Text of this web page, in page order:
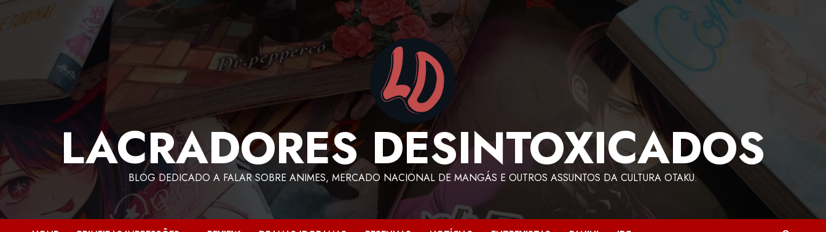
LACRADORES DESINTOXICADOS
BLOG DEDICADO A FALAR SOBRE ANIMES, MERCADO NACIONAL DE MANGÁS E OUTROS ASSUNTOS DA CULTURA OTAKU.